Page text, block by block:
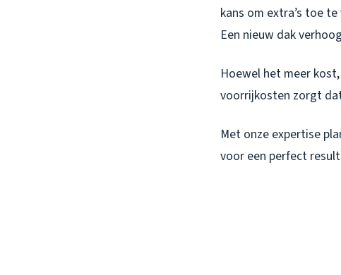
kans om extra’s toe
Een nieuw dak
Hoewel het meer
voorrijkosten zorgt
Met onze expertise
voor een perfect